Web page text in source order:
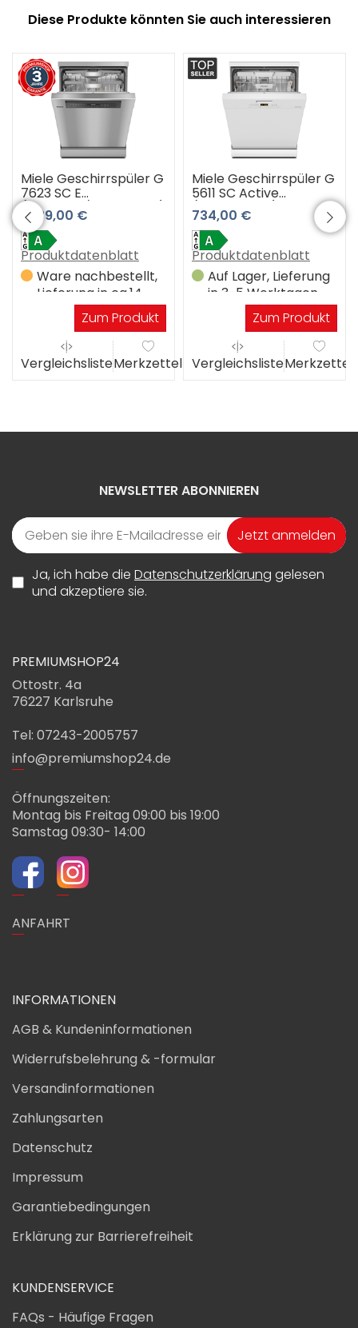
Diese Produkte könnten Sie auch interessieren
Miele Geschirrspüler G
7623 SC E
(Edelstahl/CleanSteel)
3 Jahre Premiumshop
Garantie
1.539,00 €
Produktdatenblatt
Ware nachbestellt,
Lieferung in ca.14
WerktagenZum Produkt
VergleichslisteMerkzettel
Miele Geschirrspüler G
5611 SC Active
(brillantweiß)
734,00 €
Produktdatenblatt
Auf Lager, Lieferung
in 3-5 Werktagen
Zum Produkt
VergleichslisteMerkzettel
NEWSLETTER ABONNIEREN
Jetzt anmelden
Ja, ich habe die Datenschutzerklärung gelesen
und akzeptiere sie.
PREMIUMSHOP24
Ottostr. 4a
76227 Karlsruhe
Tel: 07243-2005757
info@premiumshop24.de
Öffnungszeiten:
Montag bis Freitag 09:00 bis 19:00
Samstag 09:30- 14:00
ANFAHRT
INFORMATIONEN
AGB & Kundeninformationen
Widerrufsbelehrung & -formular
Versandinformationen
Zahlungsarten
Datenschutz
Impressum
Garantiebedingungen
Erklärung zur Barrierefreiheit
KUNDENSERVICE
FAQs - Häufige Fragen